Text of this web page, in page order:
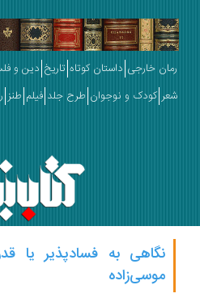
خارجی داستان کوتاه تاریخ دین و فلسفه
کودک و نوجوان طرح جلد فیلم طنز ریشه‌ها
نگاهی به فسادپذیر یا
موسی‌زاده